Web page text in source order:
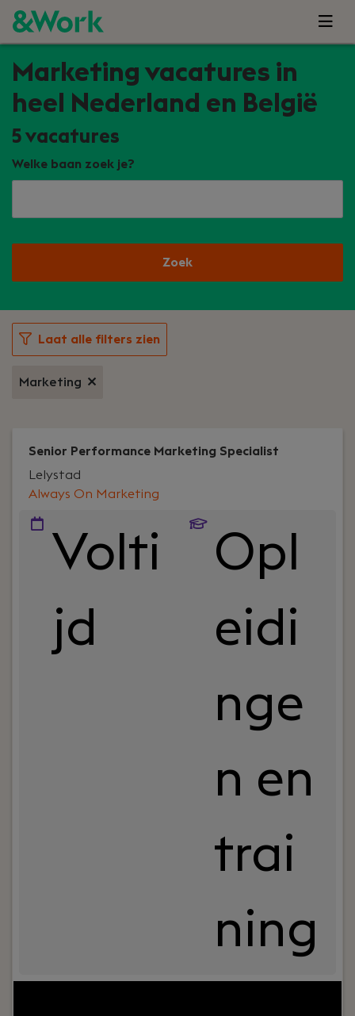
Marketing vacatures in
heel Nederland en België
5 vacatures
Welke baan zoek je?
Zoek
Laat alle filters zien
Marketing
Senior Performance Marketing Specialist
Always On Marketing
Lelystad
Volti
jd
Opl
eidi
nge
n en
trai
ning